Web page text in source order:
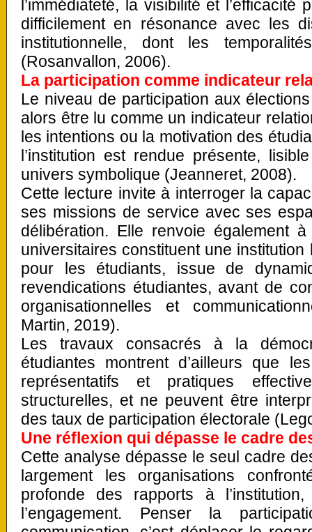
l’immédiateté, la visibilité et l’efficacité
difficilement en résonance avec les
institutionnelle, dont les
(Rosanvallon, 2006).
La participation comme indicateur
Le niveau de participation aux
alors être lu comme un indicateur
les intentions ou la motivation des
l’institution est rendue présente,
univers symbolique (Jeanneret, 2008).
Cette lecture invite à interroger la
ses missions de service avec ses
délibération. Elle renvoie également
universitaires constituent une
pour les étudiants, issue de
revendications étudiantes, avant de
organisationnelles et
Martin, 2019).
Les travaux consacrés à la
étudiantes montrent d’ailleurs que
représentatifs et pratiques
structurelles, et ne peuvent être
des taux de participation électorale
Une réflexion qui dépasse le cadre
Cette analyse dépasse le seul cadre
largement les organisations
profonde des rapports à
l’engagement. Penser la